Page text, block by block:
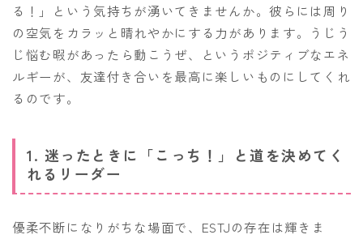
る！」という気持ちが湧いてきませんか。彼らには周り
の空気をカラッと晴れやかにする力があります。うじう
じ悩む暇があったら動こうぜ、というポジティブなエネ
ルギーが、友達付き合いを最高に楽しいものにしてくれ
るのです。
1. 迷ったときに「こっち！」と道を決めてく
れるリーダー
優柔不断になりがちな場面で、ESTJの存在は輝きま